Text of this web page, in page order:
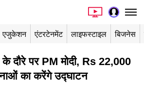
एजुकेशन एंटरटेनमेंट लाइफस्टाइल बिजनेस
दौरे पर PM मोदी, Rs 22,000
का करेंगे उद्घाटन